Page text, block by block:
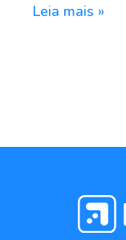
Leia mais »